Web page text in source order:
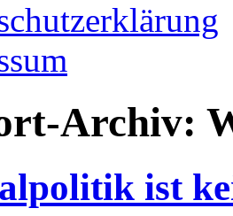
Archiv:
ist